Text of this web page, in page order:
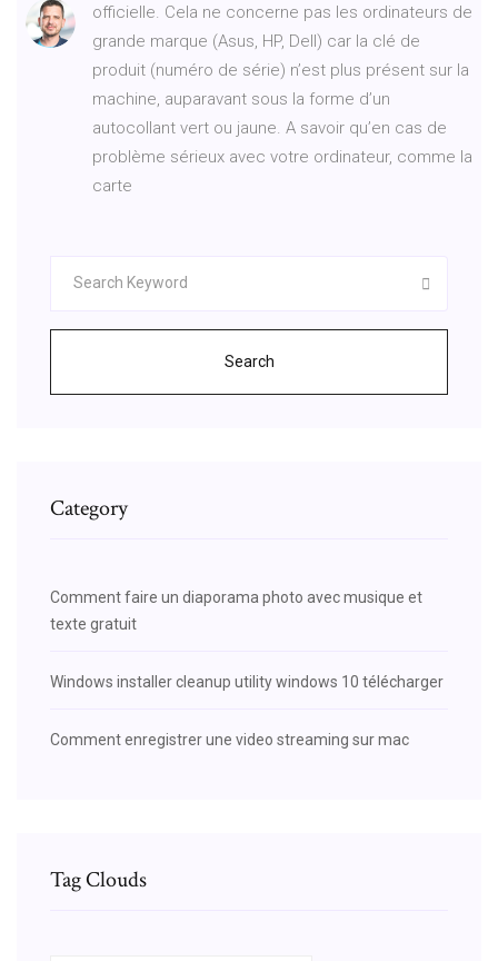
officielle. Cela ne concerne pas les ordinateurs de
grande marque (Asus, HP, Dell) car la clé de
produit (numéro de série) n’est plus présent sur la
machine, auparavant sous la forme d’un
autocollant vert ou jaune. A savoir qu’en cas de
problème sérieux avec votre ordinateur, comme la
carte
Search
Category
Comment faire un diaporama photo avec musique et
texte gratuit
Windows installer cleanup utility windows 10 télécharger
Comment enregistrer une video streaming sur mac
Tag Clouds